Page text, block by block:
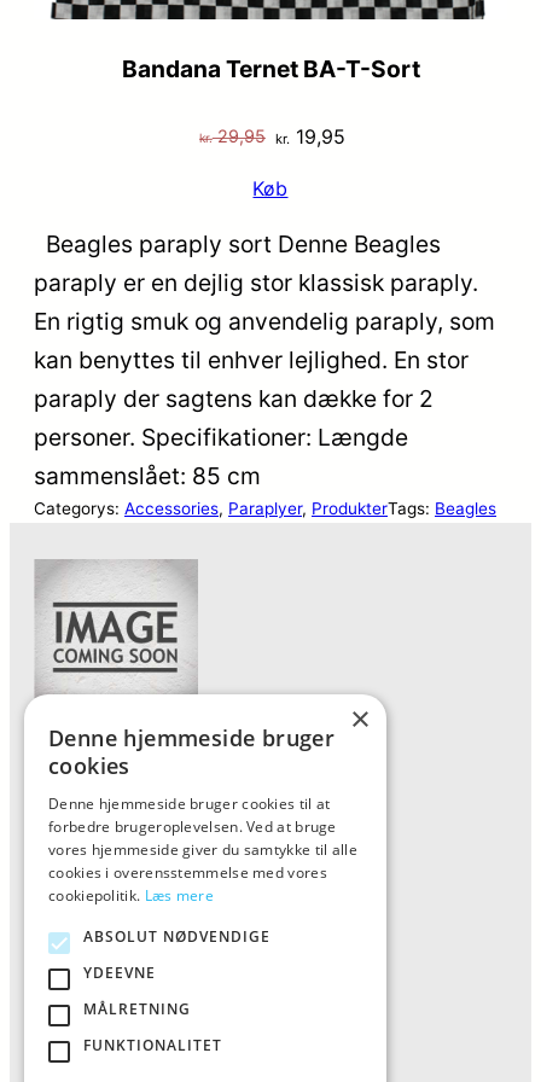
Bandana Ternet BA-T-Sort
kr.29,95 Den
pris
var:
kr. 19,95
er:
kr. 19,95.
Køb
Beagles paraply sort Denne Beagles
paraply er en dejlig stor klassisk paraply.
En rigtig smuk og anvendelig paraply, som
kan benyttes til enhver lejlighed. En stor
paraply der sagtens kan dække for 2
personer. Specifikationer: Længde
sammenslået: 85 cm
Categorys: Accessories, Paraplyer, ProdukterTags: Beagles
Forside
Vis alle produkter
Kontakt
Oversigt artikler
ALFA
Tlf: 7876 8672
Mail:info@al-fa.dk
×
Denne hjemmeside bruger
cookies
Denne hjemmeside bruger cookies til at
forbedre brugeroplevelsen. Ved at bruge
vores hjemmeside giver du samtykke til alle
cookies i overensstemmelse med vores
cookiepolitik. Læs mere
ABSOLUT NØDVENDIGE
YDEEVNE
MÅLRETNING
FUNKTIONALITET